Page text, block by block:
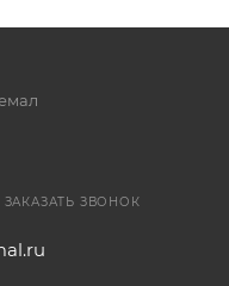
ЗАКАЗАТЬ ЗВОНОК